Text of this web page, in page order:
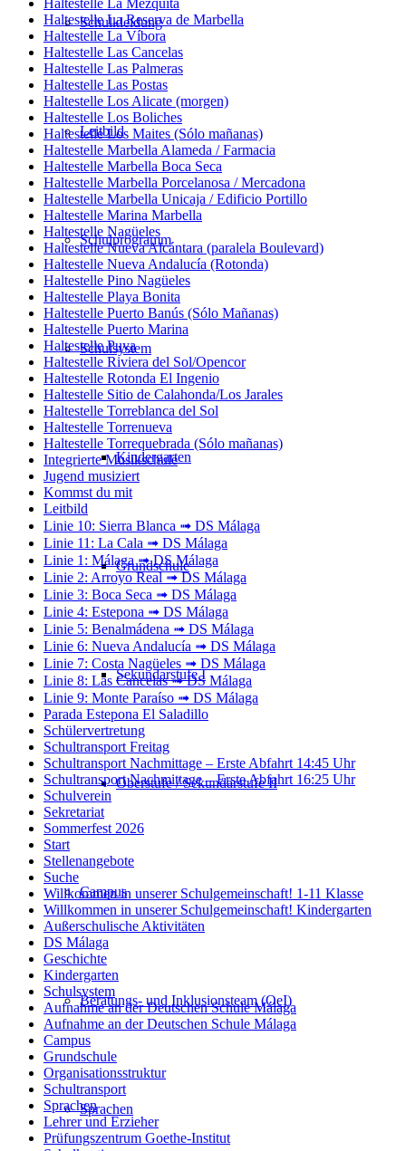
Schulkleidung
Leitbild
Schulprogramm
Schulsystem
Kindergarten
Grundschule
Sekundarstufe I
Oberstufe / Sekundarstufe II
Campus
Beratungs- und Inklusionsteam (OeI)
Sprachen
Haltestelle La Mezquita
Haltestelle La Reserva de Marbella
Haltestelle La Víbora
Haltestelle Las Cancelas
Haltestelle Las Palmeras
Haltestelle Las Postas
Haltestelle Los Alicate (morgen)
Haltestelle Los Boliches
Haltestelle Los Maites (Sólo mañanas)
Haltestelle Marbella Alameda / Farmacia
Haltestelle Marbella Boca Seca
Haltestelle Marbella Porcelanosa / Mercadona
Haltestelle Marbella Unicaja / Edificio Portillo
Haltestelle Marina Marbella
Haltestelle Nagüeles
Haltestelle Nueva Alcántara (paralela Boulevard)
Haltestelle Nueva Andalucía (Rotonda)
Haltestelle Pino Nagüeles
Haltestelle Playa Bonita
Haltestelle Puerto Banús (Sólo Mañanas)
Haltestelle Puerto Marina
Haltestelle Puya
Haltestelle Riviera del Sol/Opencor
Haltestelle Rotonda El Ingenio
Haltestelle Sitio de Calahonda/Los Jarales
Haltestelle Torreblanca del Sol
Haltestelle Torrenueva
Haltestelle Torrequebrada (Sólo mañanas)
Integrierte Musikschule
Jugend musiziert
Kommst du mit
Leitbild
Linie 10: Sierra Blanca ➟ DS Málaga
Linie 11: La Cala ➟ DS Málaga
Linie 1: Málaga ➟ DS Málaga
Linie 2: Arroyo Real ➟ DS Málaga
Linie 3: Boca Seca ➟ DS Málaga
Linie 4: Estepona ➟ DS Málaga
Linie 5: Benalmádena ➟ DS Málaga
Linie 6: Nueva Andalucía ➟ DS Málaga
Linie 7: Costa Nagüeles ➟ DS Málaga
Linie 8: Las Cancelas ➟ DS Málaga
Linie 9: Monte Paraíso ➟ DS Málaga
Parada Estepona El Saladillo
Schülervertretung
Schultransport Freitag
Schultransport Nachmittage – Erste Abfahrt 14:45 Uhr
Schultransport Nachmittage – Erste Abfahrt 16:25 Uhr
Schulverein
Sekretariat
Sommerfest 2026
Start
Stellenangebote
Suche
Willkommen in unserer Schulgemeinschaft! 1-11 Klasse
Willkommen in unserer Schulgemeinschaft! Kindergarten
Außerschulische Aktivitäten
DS Málaga
Geschichte
Kindergarten
Schulsystem
Aufnahme an der Deutschen Schule Málaga
Aufnahme an der Deutschen Schule Málaga
Campus
Grundschule
Organisationsstruktur
Schultransport
Sprachen
Lehrer und Erzieher
Prüfungszentrum Goethe-Institut